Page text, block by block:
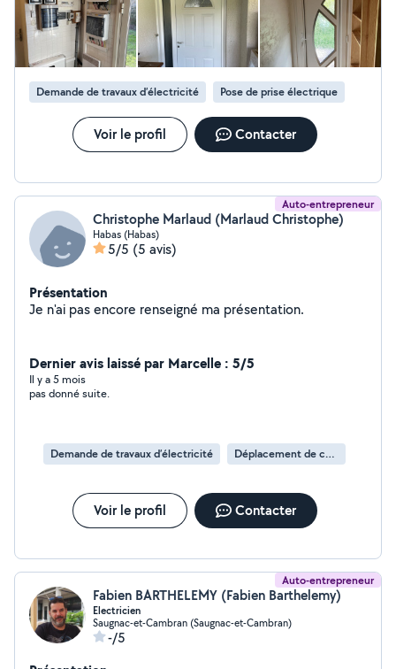
Demande de travaux d’électricité Pose de prise électrique
Voir le profil Contacter
Auto-entrepreneur
Christophe Marlaud (Marlaud Christophe)
Habas (Habas)
5/5 (5 avis)
Présentation
Je n'ai pas encore renseigné ma présentation.
Dernier avis laissé par Marcelle : 5/5
Il y a 5 mois
pas donné suite.
Demande de travaux d’électricité Déplacement de compteur électrique
Voir le profil Contacter
Auto-entrepreneur
Fabien BARTHELEMY (Fabien Barthelemy)
Electricien
Saugnac-et-Cambran (Saugnac-et-Cambran)
-/5